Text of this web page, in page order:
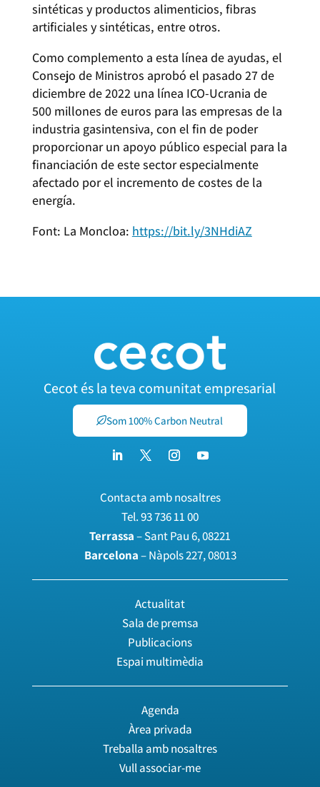
sintéticas y productos alimenticios, fibras
artificiales y sintéticas, entre otros.
Como complemento a esta línea de ayudas, el
Consejo de Ministros aprobó el pasado 27 de
diciembre de 2022 una línea ICO-Ucrania de
500 millones de euros para las empresas de la
industria gasintensiva, con el fin de poder
proporcionar un apoyo público especial para la
financiación de este sector especialmente
afectado por el incremento de costes de la
energía.
Font: La Moncloa: https://bit.ly/3NHdiAZ
Cecot és la teva comunitat empresarial
Som 100% Carbon Neutral
Contacta amb nosaltres
Tel.93 736 11 00
Terrassa– Sant Pau 6, 08221
Barcelona– Nàpols 227, 08013
Actualitat
Sala de premsa
Publicacions
Espai multimèdia
Agenda
Àrea privada
Treballa amb nosaltres
Vull associar-me